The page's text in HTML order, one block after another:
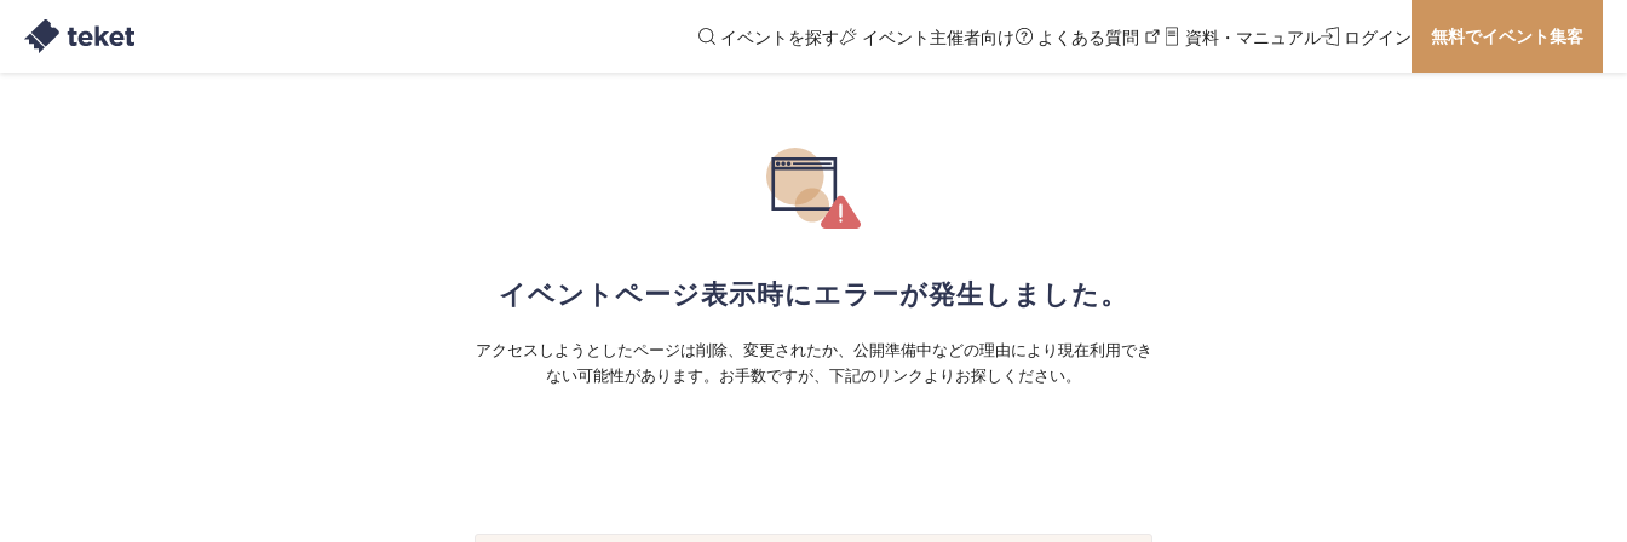
イベントを探す イベント主催者向け よくある質問 資料・マニュアル ログイン 無料でイベント集客
イベントページ表示時にエラーが発生しました。
アクセスしようとしたページは削除、変更されたか、公開準備中などの理由により現在利用でき
ない可能性があります。お手数ですが、下記のリンクよりお探しください。